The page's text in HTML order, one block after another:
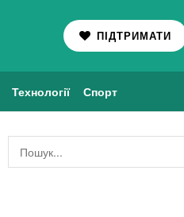
ПІДТРИМАТИ
Технології Спорт